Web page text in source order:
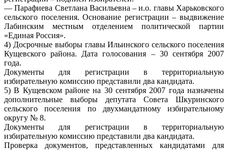
— Парафиева Светлана Васильевна – и.о. главы Харьковского
сельского поселения. Основание регистрации – выдвижение
Лабинским местным отделением политической партии
«Единая Россия».
4) Досрочные выборы главы Ильинского сельского поселения
Кущевского района. Дата голосования – 30 сентября 2007
года.
Документы для регистрации в территориальную
избирательную комиссию представили два кандидата.
5) В Кущевском районе на 30 сентября 2007 года назначены
дополнительные выборы депутата Совета Шкуринского
сельского поселения по двухмандатному избирательному
округу № 8.
Документы для регистрации в территориальную
избирательную комиссию представили два кандидата.
Проверка документов, представленных кандидатами для